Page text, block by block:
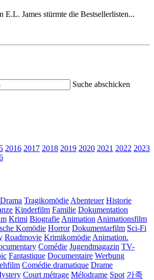
James stürmte die Bestsellerlisten...
Suche abschicken
2016 2017 2018 2019 2020 2021 2022 2023
Drama Tragikomödie Abenteuer Historie
Kinderfilm Familie Dokumentation
Krimi Biografie Animation Animationsfilm
Komödie Horror Dokumentarfilm Sci-Fi
Roadmovie Krimikomödie Animation.
Comédie Jugendmagazin TV-
Fantastique Documentaire Werbung
Comédie dramatique Drame
Court métrage Mélodrame Spot 가족